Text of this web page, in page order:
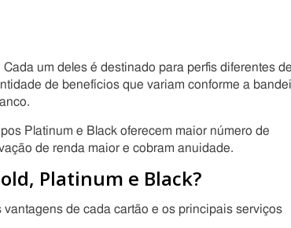
Cada um deles é destinado para perfis diferentes
de benefícios que variam conforme a
Platinum e Black oferecem maior número de
de renda maior e cobram anuidade.
Platinum e Black?
de cada cartão e os principais serviços